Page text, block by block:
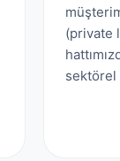
(private
sektörel